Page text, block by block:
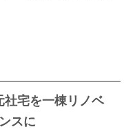
宅を一棟リノベ
スに